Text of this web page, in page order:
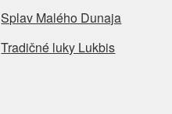
Splav Malého Dunaja
Tradičné luky Lukbis